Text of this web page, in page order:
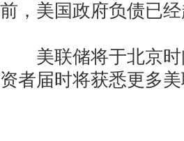
前，美国政府负债已
美联储将于北京时
资者届时将获悉更多